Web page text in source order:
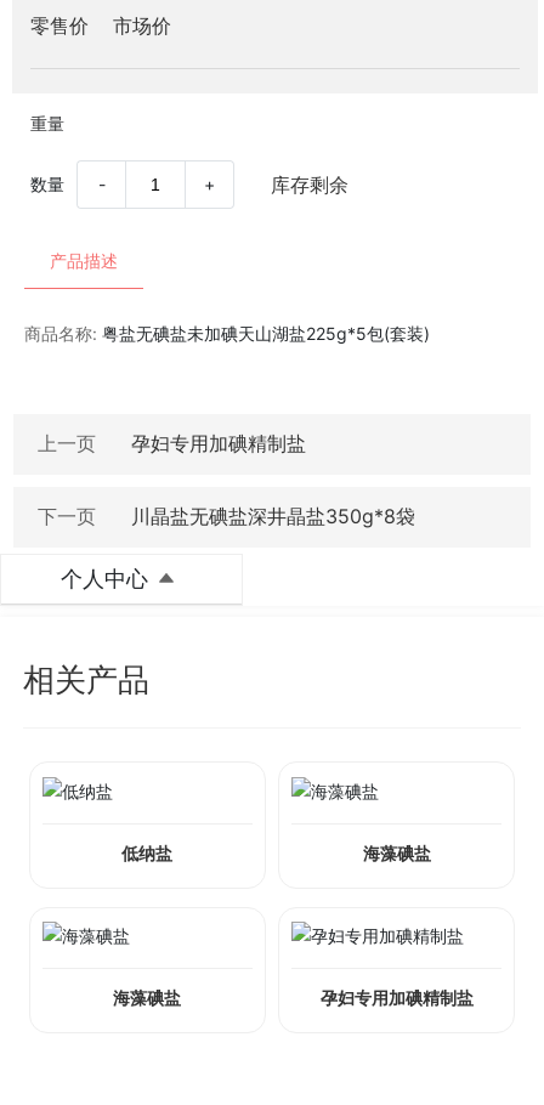
零售价 市场价
重量
数量 - + 库存剩余
产品描述
商品名称: 粤盐无碘盐未加碘天山湖盐225g*5包(套装)
上一页 孕妇专用加碘精制盐
下一页 川晶盐无碘盐深井晶盐350g*8袋
个人中心
相关产品
低纳盐 海藻碘盐
海藻碘盐 孕妇专用加碘精制盐